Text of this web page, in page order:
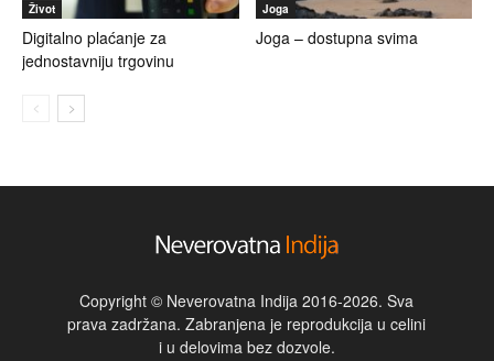
Život
Digitalno plaćanje za
jednostavniju trgovinu
Joga
Joga – dostupna svima
Copyright © Neverovatna Indija 2016-2026. Sva
prava zadržana. Zabranjena je reprodukcija u celini
i u delovima bez dozvole.